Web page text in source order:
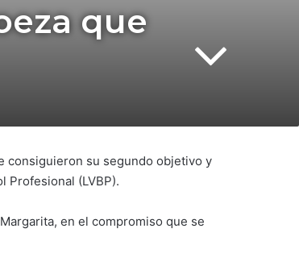
que
consiguieron su segundo objetivo y
Profesional (LVBP).
en el compromiso que se